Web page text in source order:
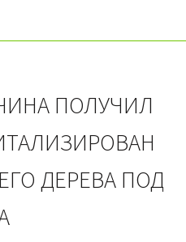
ПОЛУЧИЛ
ДЕРЕВА ПОД